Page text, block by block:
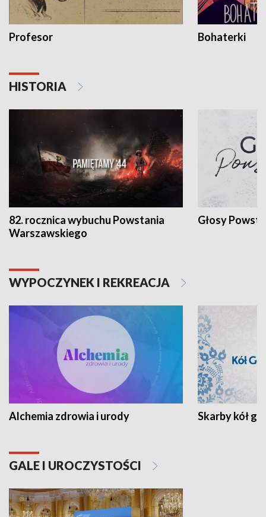
Profesor Bohaterki
HISTORIA
82. rocznica wybuchu Powstania
Warszawskiego
Głosy
WYPOCZYNEK I REKREACJA
Alchemia zdrowia i urody Skarby kół
GALE I UROCZYSTOŚCI